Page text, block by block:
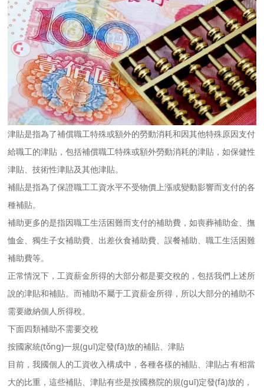
津貼是指為了補償職工特殊或額外的勞動消耗和因其他特殊原因支付
給職工的津貼，包括補償職工特殊或額外勞動消耗的津貼，如保健性
津貼、技術性津貼及其他津貼。
補貼是指為了保證職工工資水平不受物價上漲或變動影響而支付的各
種補貼。
補助更多的是指因職工生活困難而支付的補助費，如喪葬補助金、撫
恤金、獨生子女補助費、出差伙食補助費、誤餐補助、職工生活困難
補助費等。
正常情況下，工資薪金所得的大部分都是要交稅的，包括我們上述所
說的津貼和補貼。而補助不屬于工資薪金所得，所以大部分的補助不
需要繳納個人所得稅。
下面四類補助不需要交稅
按國家統(tǒng)一規(guī)定發(fā)放的補貼、津貼
目前，我國個人的工資收入構成中，各種各樣的補貼、津貼占有相當
大的比重，這些補貼、津貼有些是按國務院的規(guī)定發(fā)放的，